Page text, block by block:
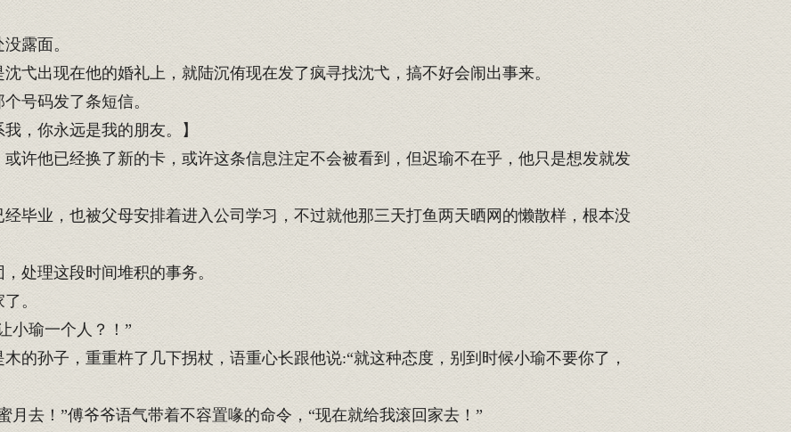
露面。
弋出现在他的婚礼上，就陆沉侑现在发了疯寻找沈弋，搞不好会闹出事来。
号码发了条短信。
，你永远是我的朋友。】
许他已经换了新的卡，或许这条信息注定不会被看到，但迟瑜不在乎，他只是想发就发
毕业，也被父母安排着进入公司学习，不过就他那三天打鱼两天晒网的懒散样，根本没
处理这段时间堆积的事务。
。
小瑜一个人？！”
的孙子，重重杵了几下拐杖，语重心长跟他说:“就这种态度，别到时候小瑜不要你了，
去！”傅爷爷语气带着不容置喙的命令，“现在就给我滚回家去！”